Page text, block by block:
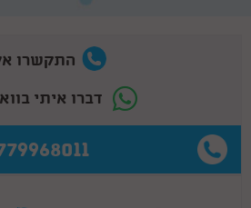
התקשרו
דברו איתי